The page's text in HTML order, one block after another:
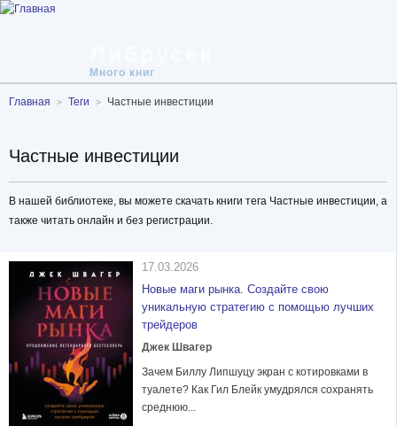
Много книг
Главная Теги Частные инвестиции
Частные инвестиции
В нашей библиотеке, вы можете скачать книги тега Частные инвестиции, а
также читать онлайн и без регистрации.
17.03.2026
Новые маги рынка. Создайте свою
уникальную стратегию с помощью лучших
трейдеров
Джек Швагер
Зачем Биллу Липшуцу экран с котировками в
туалете? Как Гил Блейк умудрялся сохранять
среднюю...